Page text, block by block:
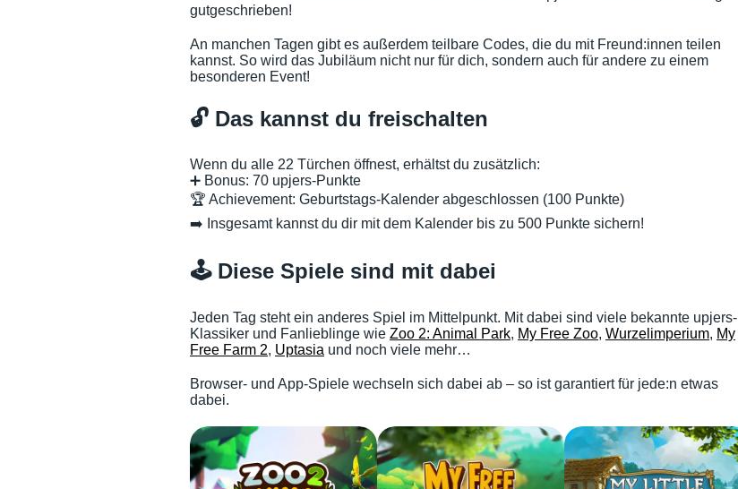
gutgeschrieben!
An manchen Tagen gibt es außerdem teilbare Codes, die du mit Freund:innen teilen
kannst. So wird das Jubiläum nicht nur für dich, sondern auch für andere zu einem
besonderen Event!
🔓 Das kannst du freischalten
Wenn du alle 22 Türchen öffnest, erhältst du zusätzlich:
➕ Bonus: 70 upjers-Punkte
🏆 Achievement: Geburtstags-Kalender abgeschlossen (100 Punkte)
➡️ Insgesamt kannst du dir mit dem Kalender bis zu 500 Punkte sichern!
🕹️ Diese Spiele sind mit dabei
Jeden Tag steht ein anderes Spiel im Mittelpunkt. Mit dabei sind viele bekannte upjers-
Klassiker und Fanlieblinge wie Zoo 2: Animal Park, My Free Zoo, Wurzelimperium, My
Free Farm 2, Uptasia und noch viele mehr…
Browser- und App-Spiele wechseln sich dabei ab – so ist garantiert für jede:n etwas
dabei.